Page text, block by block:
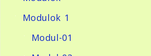
Modulok 1
Modul-01